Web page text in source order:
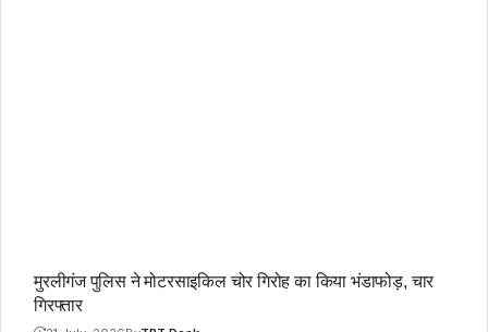
मुरलीगंज पुलिस ने मोटरसाइकिल चोर गिरोह का किया भंडाफोड़, चार
गिरफ्तार